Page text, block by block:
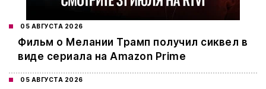
05 АВГУСТА 2026
Фильм о Мелании Трамп получил сиквел в
виде сериала на Amazon Prime
05 АВГУСТА 2026